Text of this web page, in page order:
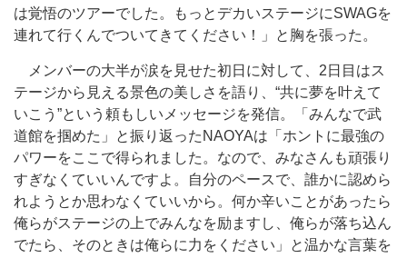
は覚悟のツアーでした。もっとデカいステージにSWAGを
連れて行くんでついてきてください！」と胸を張った。
メンバーの大半が涙を見せた初日に対して、2日目はス
テージから見える景色の美しさを語り、“共に夢を叶えて
いこう”という頼もしいメッセージを発信。「みんなで武
道館を掴めた」と振り返ったNAOYAは「ホントに最強の
パワーをここで得られました。なので、みなさんも頑張り
すぎなくていいんですよ。自分のペースで、誰かに認めら
れようとか思わなくていいから。何か辛いことがあったら
俺らがステージの上でみんなを励ますし、俺らが落ち込ん
でたら、そのときは俺らに力をください」と温かな言葉を